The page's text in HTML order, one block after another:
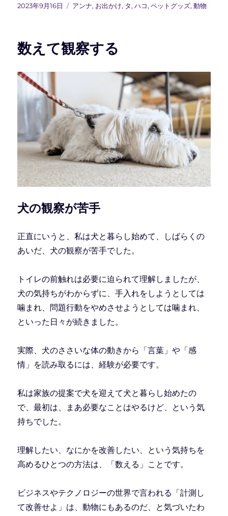
投
2023年9月16日
カ
ー
アンナ, お出かけ, タ,ハコ,ペットグッズ,動物
数えて観察する
犬の観察が苦手
正直にいうと、私は犬と暮らし始めて、しばらくの
あいだ、犬の観察が苦手でした。
トイレの前触れは必要に迫られて理解しましたが、
犬の気持ちがわからずに、手入れをしようとしては
噛まれ、問題行動をやめさせようとしては噛まれ、
といった日々が続きました。
実際、犬のささいな体の動きから「言葉」や「感
情」を読み取るには、経験が必要です。
私は家族の提案で犬を迎えて犬と暮らし始めたの
で、最初は、まあ必要なことはやるけど、という気
持ちでした。
理解したい、なにかを改善したい、という気持ちを
高めるひとつの方法は、「数える」ことです。
ビジネスやテクノロジーの世界で言われる「計測し
て改善せよ」は、動物にもあるのだ、と気づいたわ